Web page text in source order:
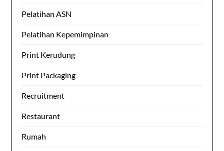
Pelatihan ASN
Pelatihan Kepemimpinan
Print Kerudung
Print Packaging
Recruitment
Restaurant
Rumah